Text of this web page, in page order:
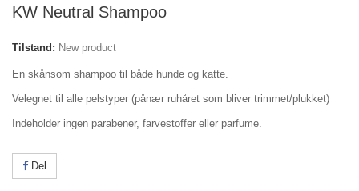
KW Neutral Shampoo
Tilstand: New product
En skånsom shampoo til både hunde og katte.
Velegnet til alle pelstyper (pånær ruhåret som bliver trimmet/plukket)
Indeholder ingen parabener, farvestoffer eller parfume.
Del